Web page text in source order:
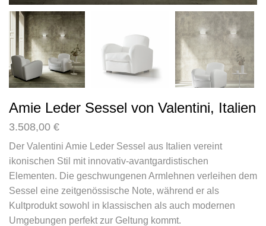
Amie Leder Sessel von Valentini, Italien
3.508,00 €
Der Valentini Amie Leder Sessel aus Italien vereint
ikonischen Stil mit innovativ-avantgardistischen
Elementen. Die geschwungenen Armlehnen verleihen dem
Sessel eine zeitgenössische Note, während er als
Kultprodukt sowohl in klassischen als auch modernen
Umgebungen perfekt zur Geltung kommt.